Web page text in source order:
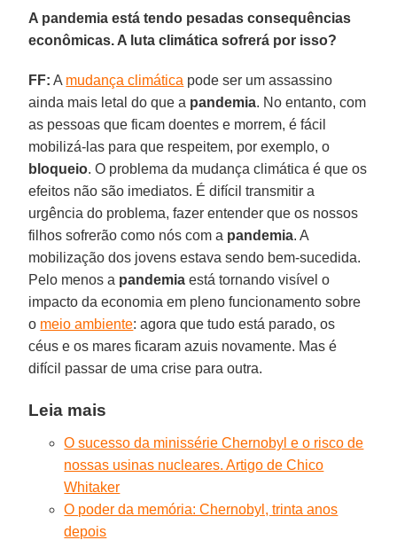
A pandemia está tendo pesadas consequências
econômicas. A luta climática sofrerá por isso?
FF: A mudança climática pode ser um assassino
ainda mais letal do que a pandemia. No entanto, com
as pessoas que ficam doentes e morrem, é fácil
mobilizá-las para que respeitem, por exemplo, o
bloqueio. O problema da mudança climática é que os
efeitos não são imediatos. É difícil transmitir a
urgência do problema, fazer entender que os nossos
filhos sofrerão como nós com a pandemia. A
mobilização dos jovens estava sendo bem-sucedida.
Pelo menos a pandemia está tornando visível o
impacto da economia em pleno funcionamento sobre
o meio ambiente: agora que tudo está parado, os
céus e os mares ficaram azuis novamente. Mas é
difícil passar de uma crise para outra.
Leia mais
O sucesso da minissérie Chernobyl e o risco de
nossas usinas nucleares. Artigo de Chico
Whitaker
O poder da memória: Chernobyl, trinta anos
depois